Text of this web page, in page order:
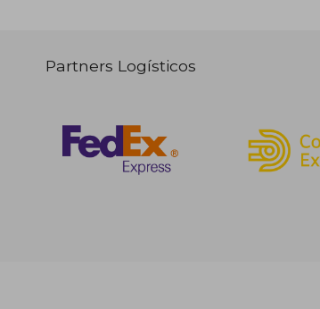
Partners Logísticos